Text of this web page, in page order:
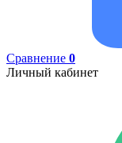
Сравнение 0
Личный кабинет